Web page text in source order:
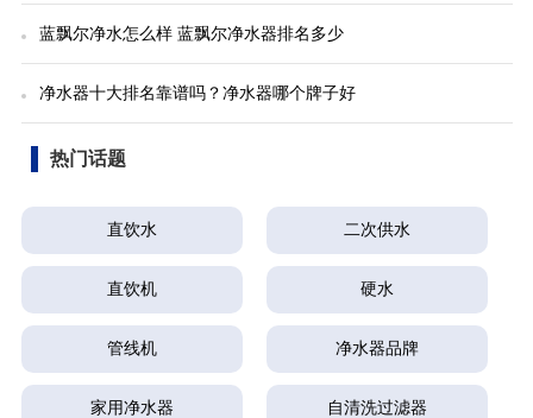
蓝飘尔净水怎么样 蓝飘尔净水器排名多少
净水器十大排名靠谱吗？净水器哪个牌子好
热门话题
直饮水 二次供水
直饮机 硬水
管线机 净水器品牌
家用净水器 自清洗过滤器